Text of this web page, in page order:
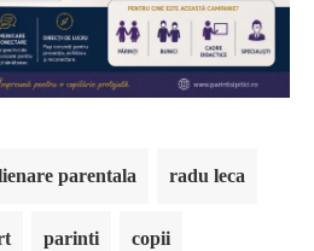
parentala radu leca
parinti copii